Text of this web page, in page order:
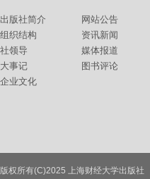
出版社简介
组织结构
社领导
大事记
企业文化
网站公告
资讯新闻
媒体报道
图书评论
联系我们
版权所有(C)2025 上海财经大学出版社